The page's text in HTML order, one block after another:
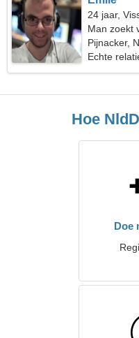
24 jaar,
Man zoekt
Pijnacker,
Echte
Hoe
Doe